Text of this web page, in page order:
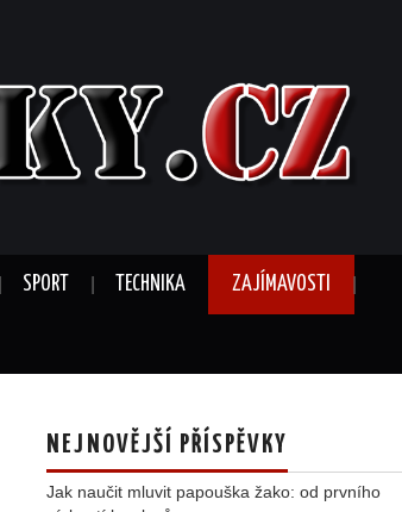
SPORT TECHNIKA ZAJÍMAVOSTI
NEJNOVĚJŠÍ PŘÍSPĚVKY
Jak naučit mluvit papouška žako: od prvního